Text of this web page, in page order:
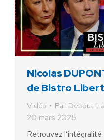
Nicolas
de Bistro
Vidéo Par Debout
20 mars 2025
Retrouvez l’intégralité